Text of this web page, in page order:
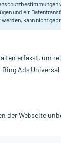
und ein
kann nicht
erfasst, um
Ads
der Webseite